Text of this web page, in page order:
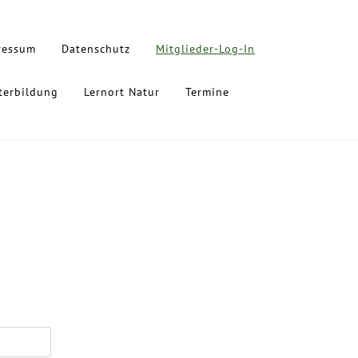
Datenschutz Mitglieder-Log-In
Lernort Natur Termine